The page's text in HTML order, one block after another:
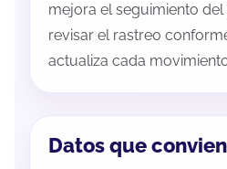
mejora el seguimiento
revisar el rastreo
actualiza cada
Datos que